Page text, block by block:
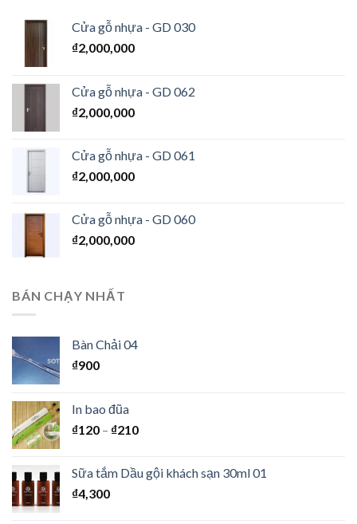
Cửa gỗ nhựa - GD 030
₫2,000,000
Cửa gỗ nhựa - GD 062
₫2,000,000
Cửa gỗ nhựa - GD 061
₫2,000,000
Cửa gỗ nhựa - GD 060
₫2,000,000
BÁN CHẠY NHẤT
Bàn Chải 04
₫900
In bao đũa
₫120 – ₫210
Sữa tắm Dầu gội khách sạn 30ml 01
₫4,300